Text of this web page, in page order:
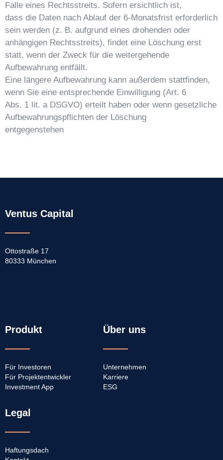
Falle eines Rechtsstreits. Sofern ersichtlich ist,
dass die Daten nach Ablauf der 6-Monatsfrist erforderlich
sein werden (z. B. aufgrund eines drohenden oder
anhängigen Rechtsstreits), findet eine Löschung erst
statt, wenn der Zweck für die weitergehende
Aufbewahrung entfällt.
Eine längere Aufbewahrung kann außerdem stattfinden,
wenn Sie eine entsprechende Einwilligung (Art. 6
Abs. 1 lit. a DSGVO) erteilt haben oder wenn gesetzliche
Aufbewahrungspflichten der Löschung
entgegenstehen
Ventus Capital
Ottostraße 17
80333 München
Navigation
Produkt
Für Investoren
Für Projektentwickler
Investment App
Über uns
Unternehmen
Karriere
ESG
Legal
Haftungsdach